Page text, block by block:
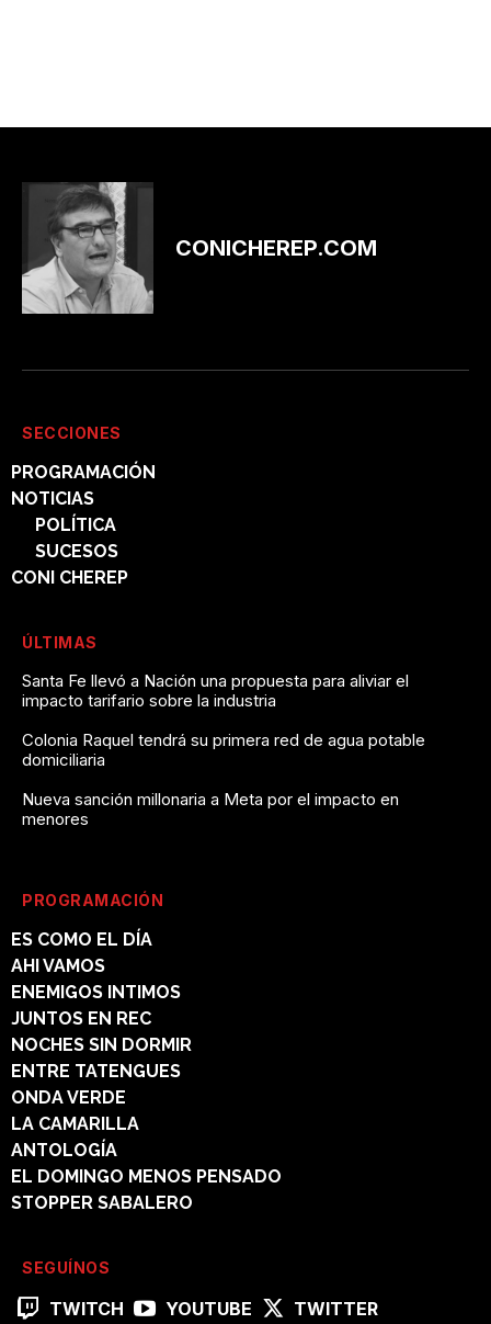
CONICHEREP.COM
SECCIONES
PROGRAMACIÓN
NOTICIAS
POLÍTICA
SUCESOS
CONI CHEREP
ÚLTIMAS
Santa Fe llevó a Nación una propuesta para aliviar el
impacto tarifario sobre la industria
Colonia Raquel tendrá su primera red de agua potable
domiciliaria
Nueva sanción millonaria a Meta por el impacto en
menores
PROGRAMACIÓN
ES COMO EL DÍA
AHI VAMOS
ENEMIGOS INTIMOS
JUNTOS EN REC
NOCHES SIN DORMIR
ENTRE TATENGUES
ONDA VERDE
LA CAMARILLA
ANTOLOGÍA
EL DOMINGO MENOS PENSADO
STOPPER SABALERO
SEGUÍNOS
TWITCH YOUTUBE TWITTER